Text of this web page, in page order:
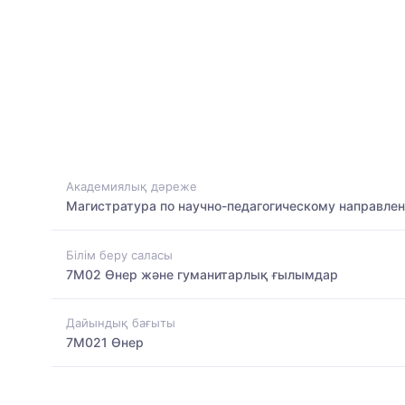
Академиялық дәреже
Магистратура по научно-педагогическому
Білім беру саласы
7M02 Өнер және гуманитарлық ғылымдар
Дайындық бағыты
7M021 Өнер